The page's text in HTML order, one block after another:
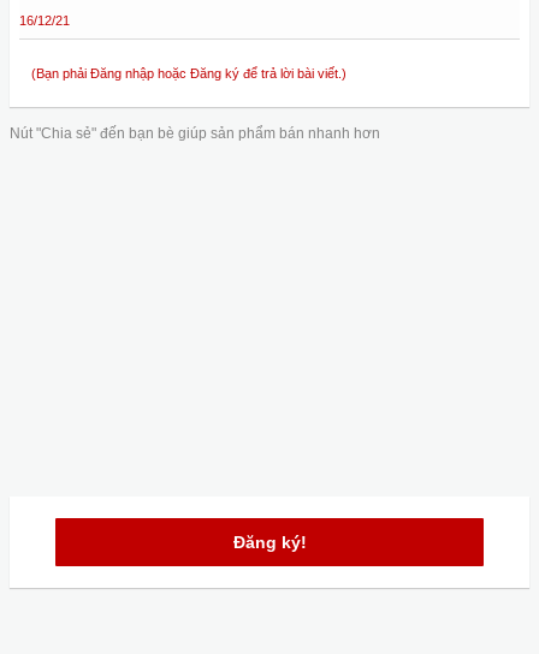
16/12/21
(Bạn phải Đăng nhập hoặc Đăng ký để trả lời bài viết.)
Nút "Chia sẻ" đến bạn bè giúp sản phẩm bán nhanh hơn
Đăng ký!